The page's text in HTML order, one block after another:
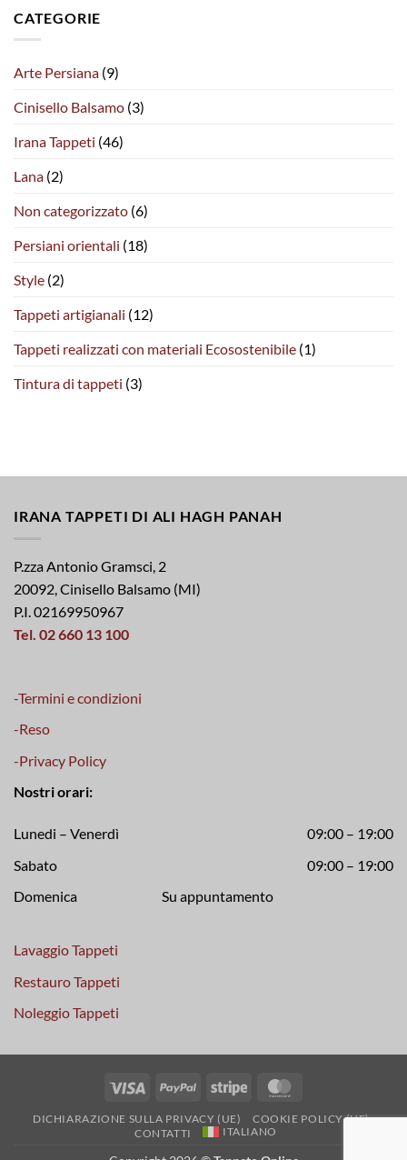
CATEGORIE
Arte Persiana (9)
Cinisello Balsamo (3)
Irana Tappeti (46)
Lana (2)
Non categorizzato (6)
Persiani orientali (18)
Style (2)
Tappeti artigianali (12)
Tappeti realizzati con materiali Ecosostenibile (1)
Tintura di tappeti (3)
IRANA TAPPETI DI ALI HAGH PANAH
P.zza Antonio Gramsci, 2
20092, Cinisello Balsamo (MI)
P.I. 02169950967
Tel. 02 660 13 100
-Termini e condizioni
-Reso
-Privacy Policy
Nostri orari:
Lunedi – Venerdì
09:00 – 19:00
Sabato
09:00 – 19:00
Domenica Su appuntamento
Lavaggio Tappeti
Restauro Tappeti
Noleggio Tappeti
Visto PayPal
A
DICHIARAZIONE SULLA PRIVACY (UE)
COOKIE POLICY (UE)
CONTATTI
ITALIANO